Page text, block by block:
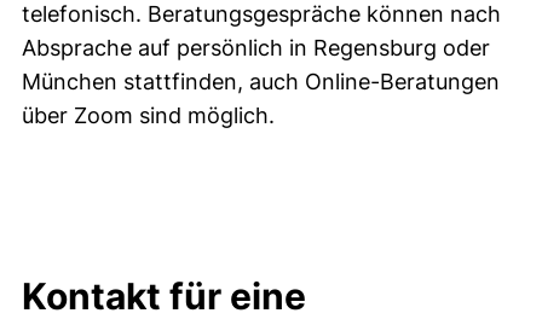
telefonisch. Beratungsgespräche können nach
Absprache auf persönlich in Regensburg oder
München stattfinden, auch Online-Beratungen
über Zoom sind möglich.
Kontakt für eine